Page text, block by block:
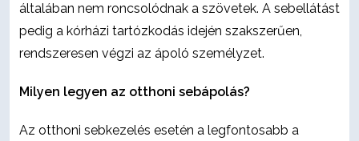
általában nem roncsolódnak a szövetek. A sebellátást
pedig a kórházi tartózkodás idején szakszerűen,
rendszeresen végzi az ápoló személyzet.
Milyen legyen az otthoni sebápolás?
Az otthoni sebkezelés esetén a legfontosabb a